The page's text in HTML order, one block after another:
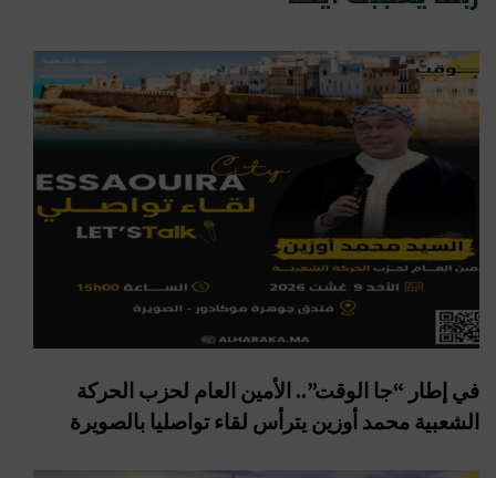
في إطار “جا الوقت”.. الأمين العام لحزب الحركة
الشعبية محمد أوزين يترأس لقاء تواصليا بالصويرة